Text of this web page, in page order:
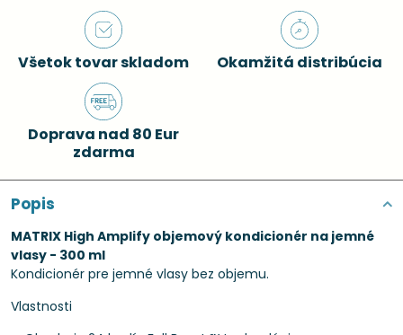
Všetok tovar skladom Okamžitá distribúcia
Doprava nad 80 Eur
zdarma
Popis
MATRIX High Amplify objemový kondicionér na jemné
vlasy - 300 ml
Kondicionér pre jemné vlasy bez objemu.
Vlastnosti